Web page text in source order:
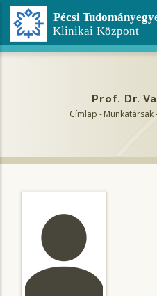
Ugrás
tartalomra
Prof. Dr.
Címlap - Munkatársak